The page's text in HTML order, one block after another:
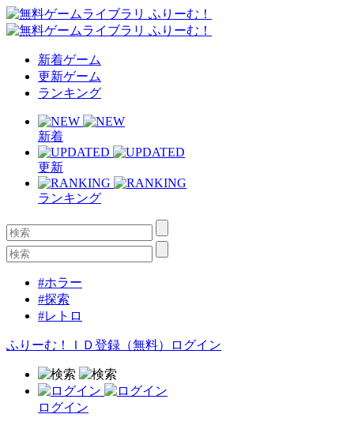
新着ゲーム
更新ゲーム
ランキング
新着
更新
ランキング
#ホラー
#探索
#レトロ
ふりーむ！ＩＤ登録（無料） ログイン
ログイン